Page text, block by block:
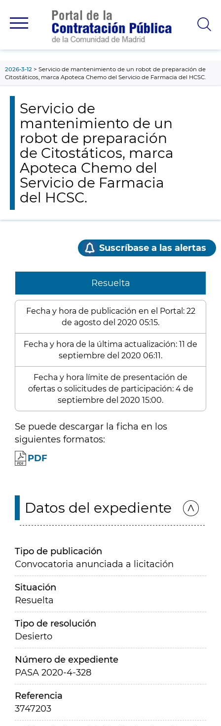
principal
2026-3-12
Servicio de mantenimiento de un robot de preparación de
Citostáticos, marca Apoteca Chemo del Servicio de Farmacia del HCSC.
Servicio de
mantenimiento de un
robot de preparación
de Citostáticos, marca
Apoteca Chemo del
Servicio de Farmacia
del HCSC.
Suscríbase a las alertas
Resuelta
Fecha y hora de publicación en el Portal: 22
de agosto del 2020 05:15.
Fecha y hora de la última actualización: 11 de
septiembre del 2020 06:11.
Fecha y hora límite de presentación de
ofertas o solicitudes de participación: 4 de
septiembre del 2020 15:00.
Se puede descargar la ficha en los
siguientes formatos:
PDF
Datos del expediente
Tipo de publicación
Convocatoria anunciada a licitación
Situación
Resuelta
Tipo de resolución
Desierto
Número de expediente
PASA 2020-4-328
Referencia
3747203